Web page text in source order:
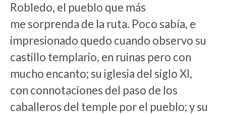
Robledo, el pueblo que más
me sorprenda de la ruta. Poco sabía, e
impresionado quedo cuando observo su
castillo templario, en ruinas pero con
mucho encanto; su iglesia del siglo XI,
con connotaciones del paso de los
caballeros del temple por el pueblo; y su